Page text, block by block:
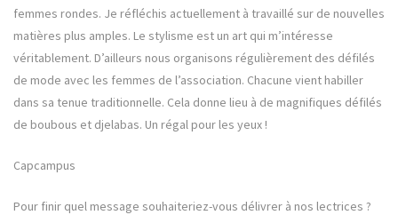
femmes rondes. Je réfléchis actuellement à travaillé sur de nouvelles
matières plus amples. Le stylisme est un art qui m’intéresse
véritablement. D’ailleurs nous organisons régulièrement des défilés
de mode avec les femmes de l’association. Chacune vient habiller
dans sa tenue traditionnelle. Cela donne lieu à de magnifiques défilés
de boubous et djelabas. Un régal pour les yeux !
Capcampus
Pour finir quel message souhaiteriez-vous délivrer à nos lectrices ?